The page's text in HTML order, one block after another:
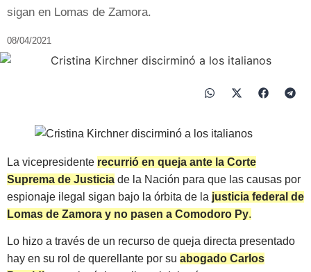
sigan en Lomas de Zamora.
08/04/2021
La vicepresidente recurrió en queja ante la Corte
Suprema de Justicia de la Nación para que las causas por
espionaje ilegal sigan bajo la órbita de la justicia federal de
Lomas de Zamora y no pasen a Comodoro Py.
Lo hizo a través de un recurso de queja directa presentado
hay en su rol de querellante por su abogado Carlos